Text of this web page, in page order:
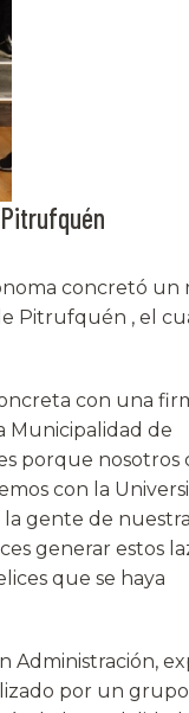
concretó un
Pitrufquén , el
con una
Municipalidad de
porque nosotros
con la
la gente de nuestra
generar estos
que se haya
Administración,
por un